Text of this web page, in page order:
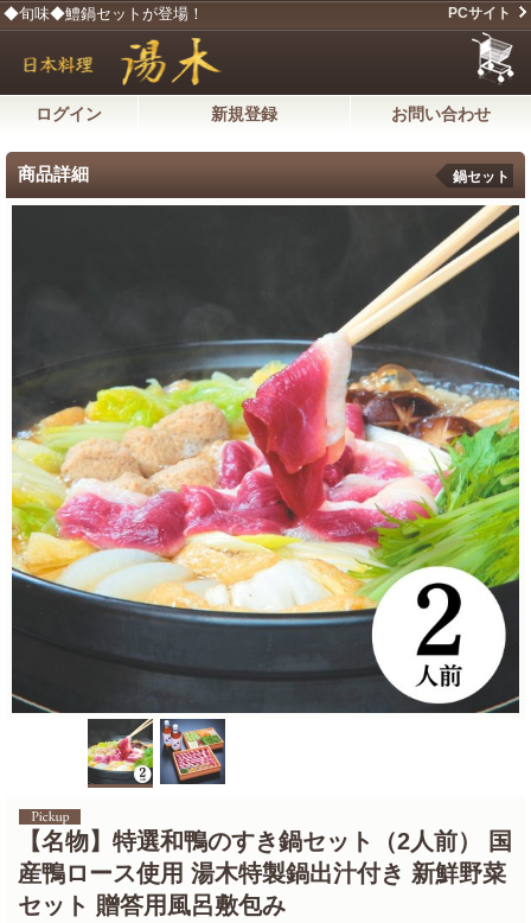
◆旬味◆鱧鍋セットが登場！ PCサイト
ログイン 新規登録 お問い合わせ
商品詳細 鍋セット
【名物】特選和鴨のすき鍋セット（2人前） 国
産鴨ロース使用 湯木特製鍋出汁付き 新鮮野菜
セット 贈答用風呂敷包み